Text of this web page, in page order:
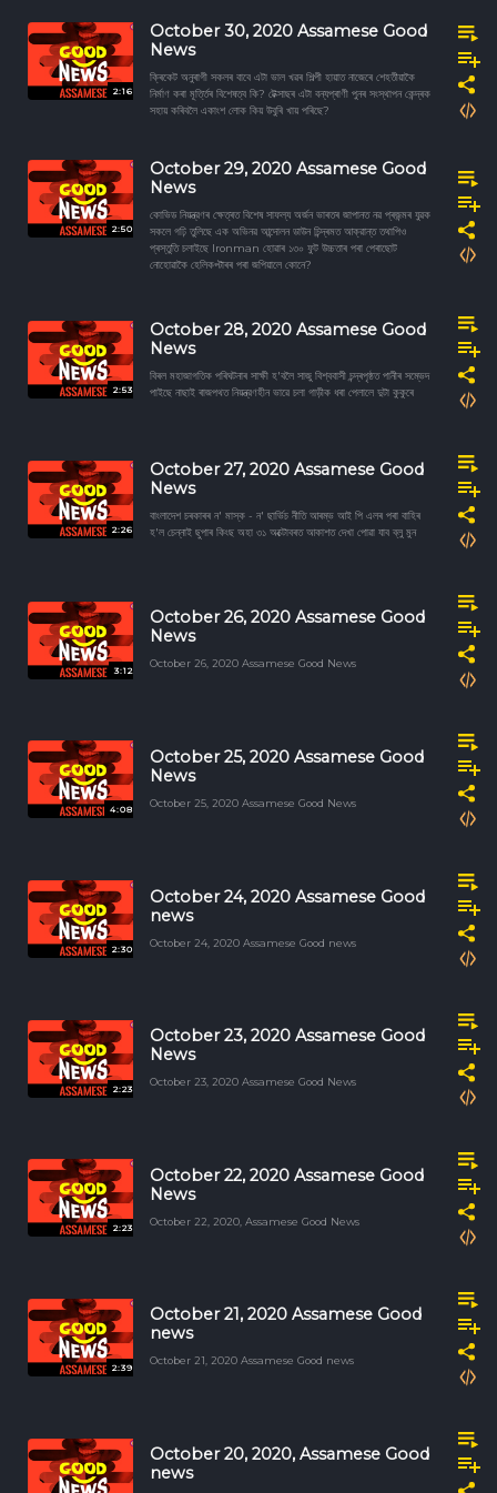
2:16
October 30, 2020 Assamese Good
News
ক্ৰিকেট অনুৰাগী সকলৰ বাবে এটা ভাল খৱৰ শিল্পী হায়াত নাজেৰে শেহতীয়াকৈ
নিৰ্মাণ কৰা মূৰ্ত্তিৰ বিশেষত্ব কি? টেক্সাছৰ এটা বন্যপ্ৰাণী পুনৰ সংস্থাপন কেন্দ্ৰক
সহায় কৰিবলৈ একাংশ লোক কিয় উবুৰি খায় পৰিছে?
2:50
October 29, 2020 Assamese Good
News
কোভিড নিয়ন্ত্রণৰ ক্ষেত্ৰত বিশেষ সাফল্য অর্জন ভাৰতৰ জাপানত নৱ প্ৰজন্মৰ যুৱক
সকলে গঢ়ি তুলিছে এক অভিনৱ আন্দোলন ডাউন চিন্দ্ৰমত আক্রান্ত তথাপিও
প্ৰস্তুতি চলাইছে Ironman হোৱাৰ ১৩০ ফুট উচ্চতাৰ পৰা পেৰাছোট
নোহোৱাকৈ হেলিকপ্টাৰৰ পৰা জপিয়ালে কোনে?
2:53
October 28, 2020 Assamese Good
News
বিৰল মহাজাগতিক পৰিঘটনাৰ সাক্ষী হ'বলৈ সাজু বিশ্ববাসী চন্দ্ৰপৃষ্ঠত পানীৰ সম্ভেদ
পাইছে নাছাই ৰাজপথত নিয়ন্ত্রণহীন ভাৱে চলা গাড়ীক ধৰা পেলালে দুটা কুকুৰে
2:26
October 27, 2020 Assamese Good
News
বাংলাদেশ চৰকাৰৰ ন' মাস্ক - ন' ছাৰ্ভিচ নীতি আৰম্ভ আই পি এলৰ পৰা বাহিৰ
হ'ল চেন্নাই ছুপাৰ কিংছ অহা ৩১ অক্টোবৰত আকাশত দেখা পোৱা যাব ব্লু মুন
3:12
October 26, 2020 Assamese Good
News
October 26, 2020 Assamese Good News
4:08
October 25, 2020 Assamese Good
News
October 25, 2020 Assamese Good News
2:30
October 24, 2020 Assamese Good
news
October 24, 2020 Assamese Good news
2:23
October 23, 2020 Assamese Good
News
October 23, 2020 Assamese Good News
2:23
October 22, 2020 Assamese Good
News
October 22, 2020, Assamese Good News
2:39
October 21, 2020 Assamese Good
news
October 21, 2020 Assamese Good news
October 20, 2020, Assamese Good
news